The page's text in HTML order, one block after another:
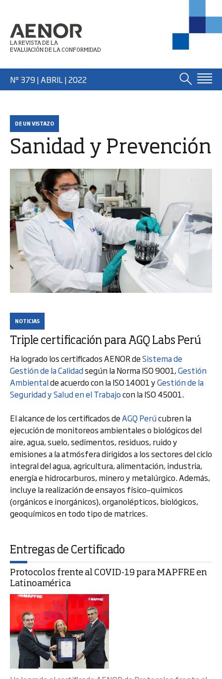
LA REVISTA DE LA
EVALUACIÓN DE LA CONFORMIDAD
Nº 379 | ABRIL| 2022
DE UN VISTAZO
Sanidad y Prevención
NOTICIAS
Triple certificación para AGQ Labs Perú
Ha logrado los certificados AENOR deSistema de
Gestión de la Calidadsegún la Norma ISO 9001,Gestión
Ambientalde acuerdo con la ISO 14001 yGestión de la
Seguridad y Salud en el Trabajocon la ISO 45001.
El alcance de los certificados deAGQ Perúcubren la
ejecución de monitoreos ambientales o biológicos del
aire, agua, suelo, sedimentos, residuos, ruido y
emisiones a la atmósfera dirigidos a los sectores del ciclo
integral del agua, agricultura, alimentación, industria,
energía e hidrocarburos, minero y metalúrgico. Además,
incluye la realización de ensayos físico–químicos
(orgánicos e inorgánicos), organolépticos, biológicos,
geoquímicos en todo tipo de matrices.
Entregas de Certificado
Protocolos frente al COVID-19 para MAPFRE en
Latinoamérica